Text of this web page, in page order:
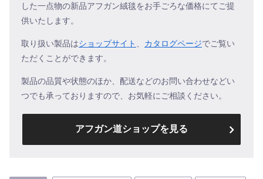
した一点物の新品アフガン絨毯をお手ごろな価格にてご提
供いたします。
取り扱い製品はショップサイト カタログページでご覧い
ただくことができます。
製品の品質や状態のほか、配送などのお問い合わせなどい
つでも承っておりますので、お気軽にご相談ください。
アフガン道ショップを見る